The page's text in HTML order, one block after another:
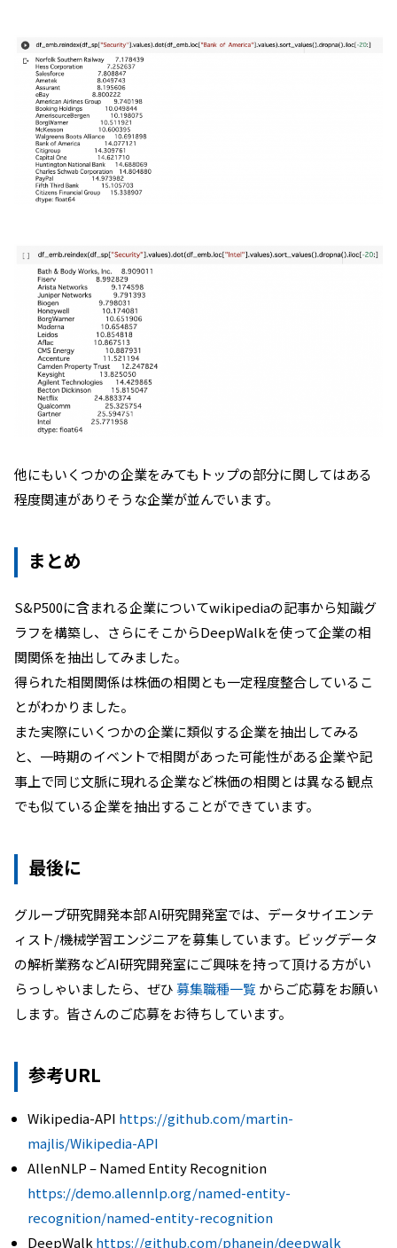
他にもいくつかの企業をみてもトップの部分に関してはある
程度関連がありそうな企業が並んでいます。
まとめ
S&P500に含まれる企業についてwikipediaの記事から知識グ
ラフを構築し、さらにそこからDeepWalkを使って企業の相
関関係を抽出してみました。
得られた相関関係は株価の相関とも一定程度整合しているこ
とがわかりました。
また実際にいくつかの企業に類似する企業を抽出してみる
と、一時期のイベントで相関があった可能性がある企業や記
事上で同じ文脈に現れる企業など株価の相関とは異なる観点
でも似ている企業を抽出することができています。
最後に
グループ研究開発本部 AI研究開発室では、データサイエンテ
ィスト/機械学習エンジニアを募集しています。ビッグデータ
の解析業務などAI研究開発室にご興味を持って頂ける方がい
らっしゃいましたら、ぜひ募集職種一覧 からご応募をお願い
します。皆さんのご応募をお待ちしています。
参考URL
Wikipedia-API https://github.com/martin-
majlis/Wikipedia-API
AllenNLP – Named Entity Recognition
https://demo.allennlp.org/named-entity-
recognition/named-entity-recognition
DeepWalk https://github.com/phanein/deepwalk